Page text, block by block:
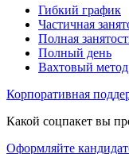
Гибкий график
Частичная
Полная
Полный день
Вахтовый метод
Корпоративная
Какой соцпакет вы
Оформляйте